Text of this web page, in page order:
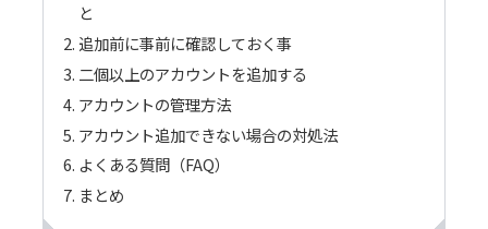
と
追加前に事前に確認しておく事
二個以上のアカウントを追加する
アカウントの管理方法
アカウント追加できない場合の対処法
よくある質問（FAQ）
まとめ